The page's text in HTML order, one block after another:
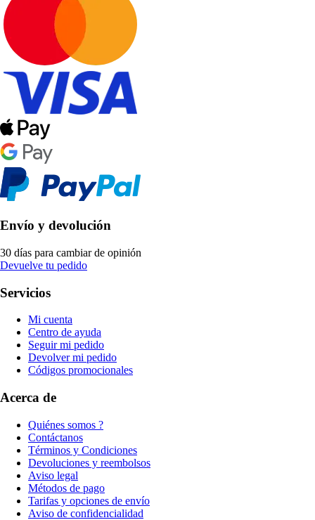
Envío y devolución
30 días para cambiar de opinión
Devuelve tu pedido
Servicios
Mi cuenta
Centro de ayuda
Seguir mi pedido
Devolver mi pedido
Códigos promocionales
Acerca de
Quiénes somos ?
Contáctanos
Términos y Condiciones
Devoluciones y reembolsos
Aviso legal
Métodos de pago
Tarifas y opciones de envío
Aviso de confidencialidad